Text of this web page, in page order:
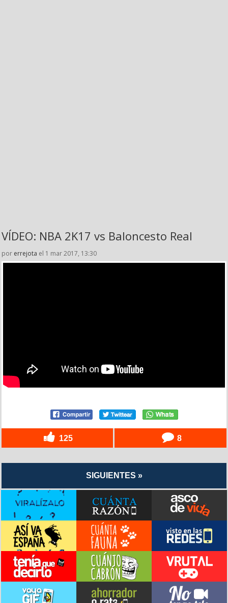
VÍDEO: NBA 2K17 vs Baloncesto Real
por errejota el 1 mar 2017, 13:30
125 8
SIGUIENTES »